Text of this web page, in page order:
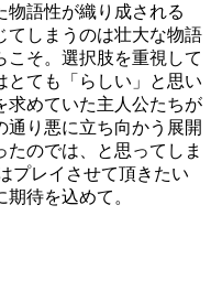
物語性が織り成される
てしまうのは壮大な物語
こそ。選択肢を重視して
とても「らしい」と思い
求めていた主人公たちが
通り悪に立ち向かう展開
のでは、と思ってしま
プレイさせて頂きたい
待を込めて。